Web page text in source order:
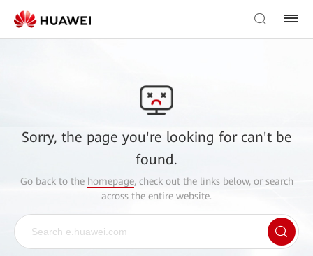
Sorry, the page you're looking for can't be
found.
Go back to the homepage, check out the links below, or search
across the entire website.